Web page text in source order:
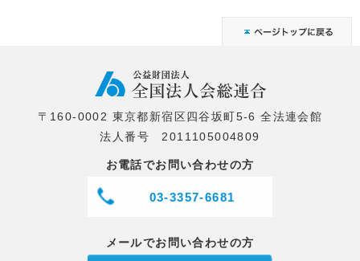
〒160-0002 東京都新宿区四谷坂町5-6 全法連会館
法人番号 2011105004809
お電話でお問い合わせの方
03-3357-6681
メールでお問い合わせの方